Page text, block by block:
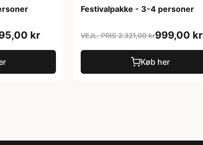
kr
Festivalpakke - 3-4 personer
VEJL. PRIS 2.321,00 kr999,00 kr
Køb her